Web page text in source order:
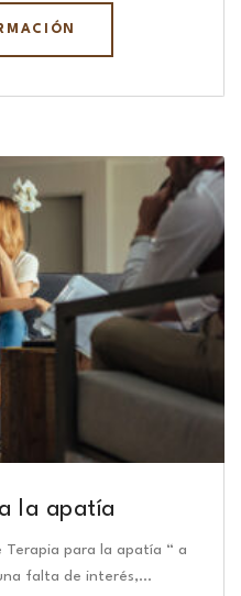
la apatía
Terapia para la apatía “ a
falta de interés,…